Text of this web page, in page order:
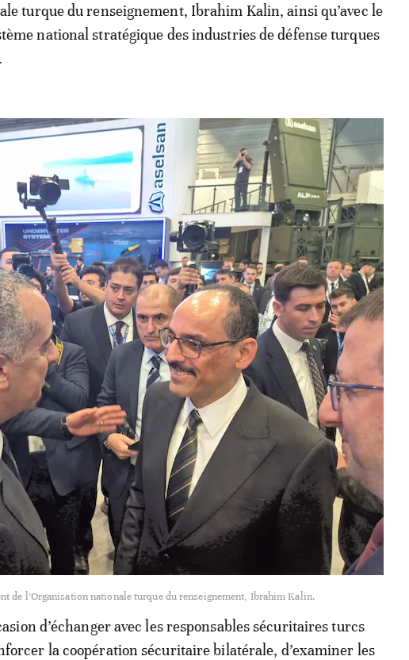
turque du renseignement, Ibrahim Kalin, ainsi qu’avec le
national stratégique des industries de défense turques
de l’Organisation nationale turque du renseignement, Ibrahim Kalin.
d’échanger avec les responsables sécuritaires turcs
la coopération sécuritaire bilatérale, d’examiner les